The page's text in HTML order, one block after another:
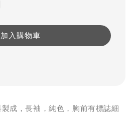
加入購物車
成，長袖，純色，胸前有標誌細